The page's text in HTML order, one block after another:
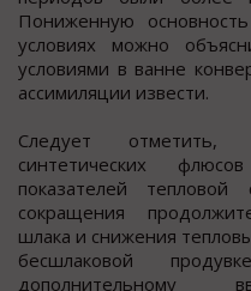
Пониженную
условиях можно
условиями в ванне
ассимиляции извести.
Следует отметить,
синтетических
показателей
сокращения
шлака и снижения
бесшлаковой